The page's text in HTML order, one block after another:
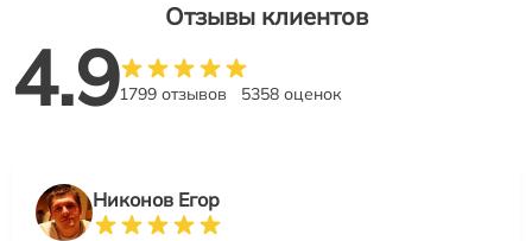
Отзывы клиентов
4.91799 отзывов 5358 оценок
Никонов Егор